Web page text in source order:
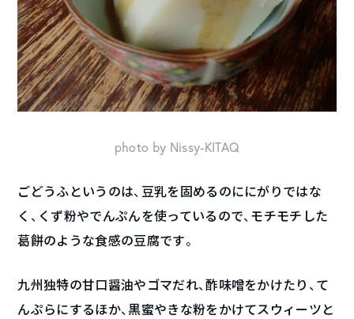
photo by Nissy-KITAQ
ごどうふというのは、豆乳を固めるのににがりではな
く、くず粉やでんぷんを使っているので、モチモチした
葛餅のような食感の豆腐です。
九州独特の甘口醤油やゴマだれ、酢味噌をかけたり、て
んぷらにするほか、黒蜜やきな粉をかけてスウィーツと